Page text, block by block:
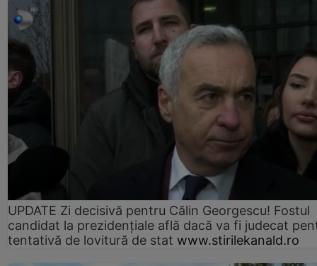
UPDATE Zi decisivă pentru Călin Georgescu! Fostul
candidat la prezidențiale află dacă va fi judecat
tentativă de lovitură de stat www.stirilekanald.ro